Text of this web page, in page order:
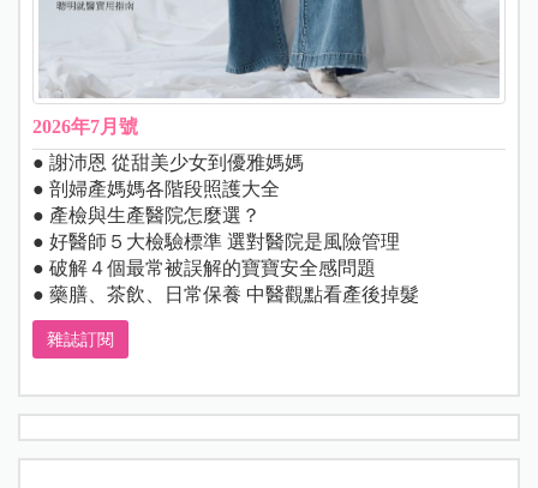
2026年7月號
● 謝沛恩 從甜美少女到優雅媽媽
● 剖婦產媽媽各階段照護大全
● 產檢與生產醫院怎麼選？
● 好醫師５大檢驗標準 選對醫院是風險管理
● 破解４個最常被誤解的寶寶安全感問題
● 藥膳、茶飲、日常保養 中醫觀點看產後掉髮
雜誌訂閱